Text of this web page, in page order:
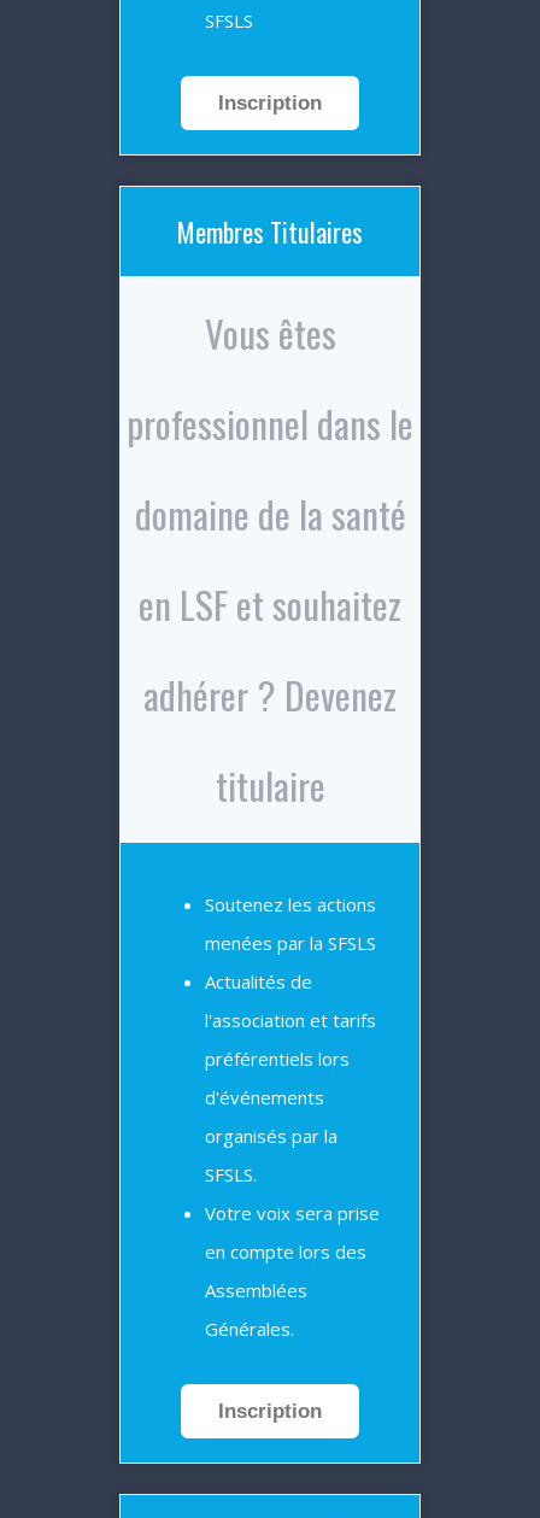
SFSLS
Inscription
Membres Titulaires
Vous êtes
professionnel dans le
domaine de la santé
en LSF et souhaitez
adhérer ? Devenez
titulaire
Soutenez les actions
menées par la SFSLS
Actualités de
l'association et tarifs
préférentiels lors
d'événements
organisés par la
SFSLS.
Votre voix sera prise
en compte lors des
Assemblées
Générales.
Inscription